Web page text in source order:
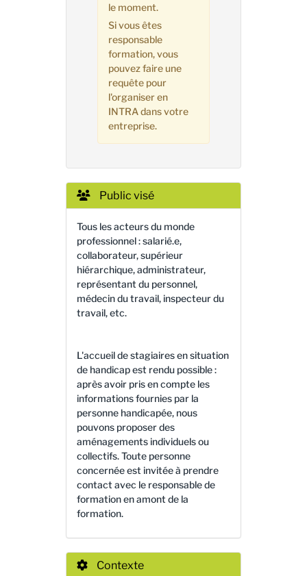
le moment.
Si vous êtes
responsable
formation, vous
pouvez faire une
requête pour
l'organiser en
INTRA dans votre
entreprise.
Public visé
Tous les acteurs du monde
professionnel : salarié.e,
collaborateur, supérieur
hiérarchique, administrateur,
représentant du personnel,
médecin du travail, inspecteur du
travail, etc.
L'accueil de stagiaires en situation
de handicap est rendu possible :
après avoir pris en compte les
informations fournies par la
personne handicapée, nous
pouvons proposer des
aménagements individuels ou
collectifs. Toute personne
concernée est invitée à prendre
contact avec le responsable de
formation en amont de la
formation.
Contexte